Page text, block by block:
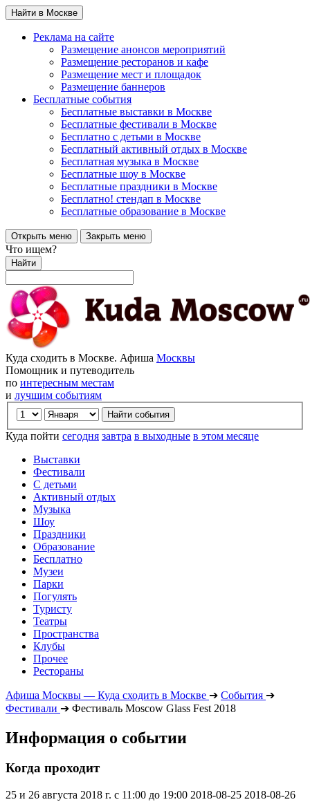
Найти в Москве
Реклама на сайте
Размещение анонсов мероприятий
Размещение ресторанов и кафе
Размещение мест и площадок
Размещение баннеров
Бесплатные события
Бесплатные выставки в Москве
Бесплатные фестивали в Москве
Бесплатно с детьми в Москве
Бесплатный активный отдых в Москве
Бесплатная музыка в Москве
Бесплатные шоу в Москве
Бесплатные праздники в Москве
Бесплатно! стендап в Москве
Бесплатные образование в Москве
Открыть меню Закрыть меню
Что ищем?
Найти
Куда сходить в Москве. Афиша Москвы
Помощник и путеводитель
по интересным местам
и лучшим событиям
Куда пойти сегодня завтра в выходные в этом месяце
Выставки
Фестивали
С детьми
Активный отдых
Музыка
Шоу
Праздники
Образование
Бесплатно
Музеи
Парки
Погулять
Туристу
Театры
Пространства
Клубы
Прочее
Рестораны
Афиша Москвы — Куда сходить в Москве ➔ События ➔
Фестивали ➔ Фестиваль Moscow Glass Fest 2018
Информация о событии
Когда проходит
25 и 26 августа 2018 г. с 11:00 до 19:00 2018-08-25 2018-08-26